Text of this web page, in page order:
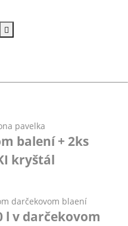
balení + 2ks
kryštál
l v darčekovom